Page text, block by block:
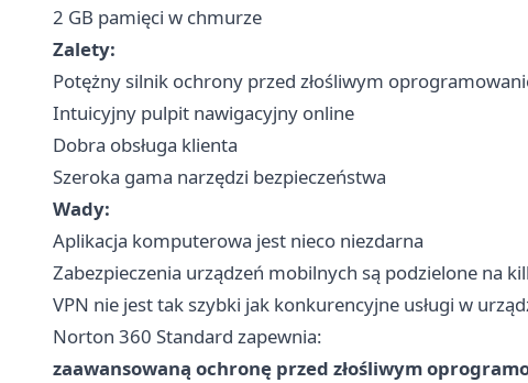
2 GB pamięci w chmurze
Zalety:
Potężny silnik ochrony przed złośliwym
Intuicyjny pulpit nawigacyjny online
Dobra obsługa klienta
Szeroka gama narzędzi bezpieczeństwa
Wady:
Aplikacja komputerowa jest nieco niezdarna
Zabezpieczenia urządzeń mobilnych są podzielone na
VPN nie jest tak szybki jak konkurencyjne usługi w
Norton 360 Standard zapewnia:
zaawansowaną ochronę przed złośliwym